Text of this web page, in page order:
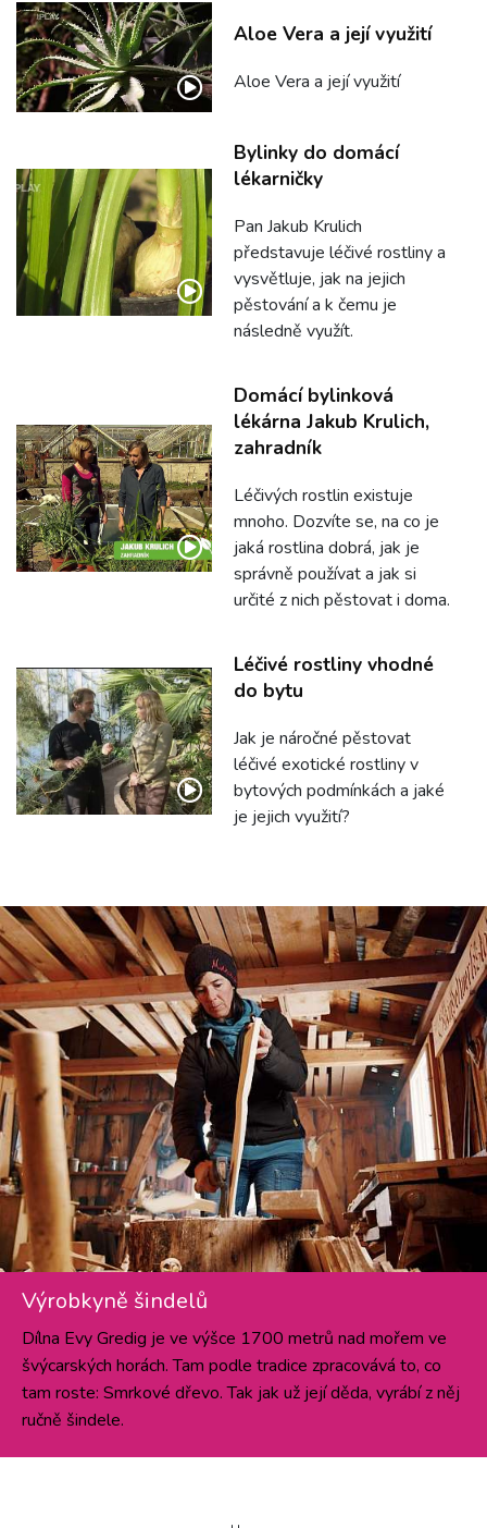
Aloe Vera a její využití
Aloe Vera a její využití
Bylinky do domácí
lékarničky
Pan Jakub Krulich
představuje léčivé rostliny a
vysvětluje, jak na jejich
pěstování a k čemu je
následně využít.
Domácí bylinková
lékárna Jakub Krulich,
zahradník
Léčivých rostlin existuje
mnoho. Dozvíte se, na co je
jaká rostlina dobrá, jak je
správně používat a jak si
určité z nich pěstovat i doma.
Léčivé rostliny vhodné
do bytu
Jak je náročné pěstovat
léčivé exotické rostliny v
bytových podmínkách a jaké
je jejich využití?
Výrobkyně šindelů
Dílna Evy Gredig je ve výšce 1700 metrů nad mořem ve
švýcarských horách. Tam podle tradice zpracovává to, co
tam roste: Smrkové dřevo. Tak jak už její děda, vyrábí z něj
ručně šindele.